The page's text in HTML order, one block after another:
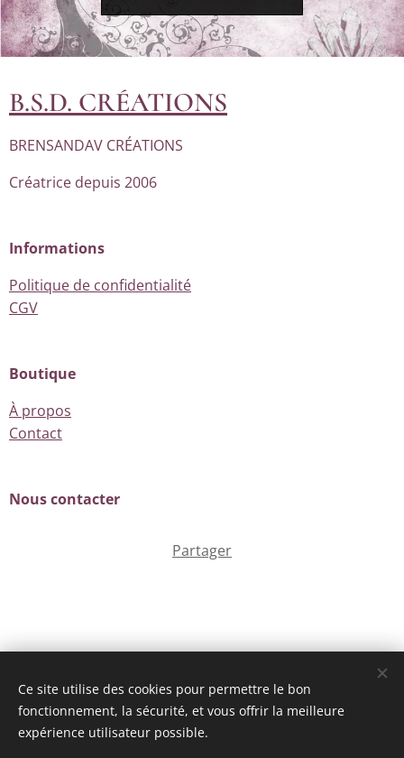
B.S.D. CRÉATIONS
BRENSANDAV CRÉATIONS
Créatrice depuis 2006
Informations
Politique de confidentialité
CGV
Boutique
À propos
Contact
Nous contacter
Partager
Téléphone: 06 87 07 60 83 (lundi au vendredi de 09H30 à
17H00)
Ce site utilise des cookies pour permettre le bon
fonctionnement, la sécurité, et vous offrir la meilleure
expérience utilisateur possible.